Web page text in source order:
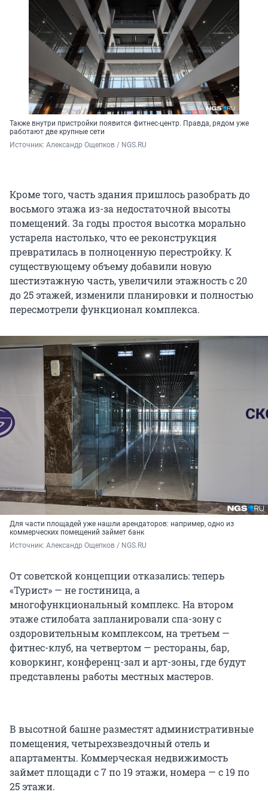
Также внутри пристройки появится фитнес-центр. Правда, рядом уже
работают две крупные сети
Источник: Александр Ощепков / NGS.RU
Кроме того, часть здания пришлось разобрать до
восьмого этажа из-за недостаточной высоты
помещений. За годы простоя высотка морально
устарела настолько, что ее реконструкция
превратилась в полноценную перестройку. К
существующему объему добавили новую
шестиэтажную часть, увеличили этажность с 20
до 25 этажей, изменили планировки и полностью
пересмотрели функционал комплекса.
Для части площадей уже нашли арендаторов: например, одно из
коммерческих помещений займет банк
Источник: Александр Ощепков / NGS.RU
От советской концепции отказались: теперь
«Турист» — не гостиница, а
многофункциональный комплекс. На втором
этаже стилобата запланировали спа-зону с
оздоровительным комплексом, на третьем —
фитнес-клуб, на четвертом — рестораны, бар,
коворкинг, конференц-зал и арт-зоны, где будут
представлены работы местных мастеров.
В высотной башне разместят административные
помещения, четырехзвездочный отель и
апартаменты. Коммерческая недвижимость
займет площади с 7 по 19 этажи, номера — с 19 по
25 этажи.